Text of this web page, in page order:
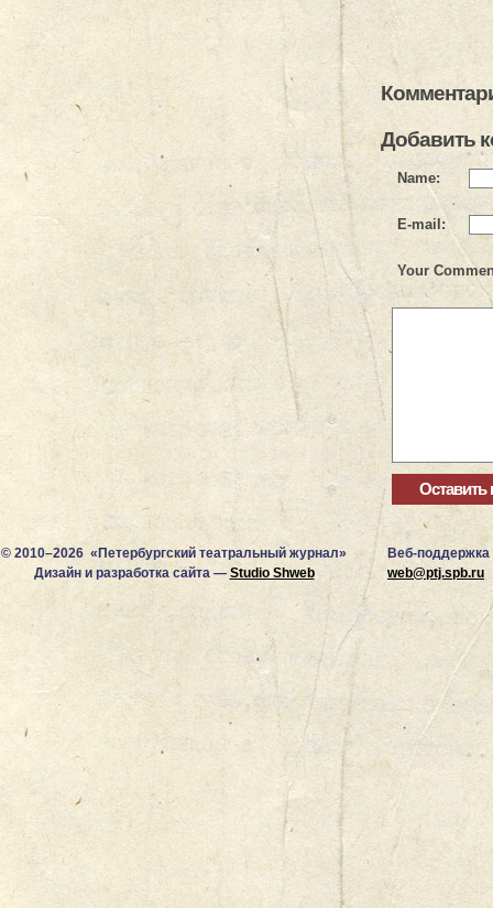
Добавить
Name:
E-mail:
Your
© 2010–2026 «Петербургский театральный журнал»
Дизайн и разработка сайта — Studio Shweb
Веб-поддержка
web@ptj.spb.ru